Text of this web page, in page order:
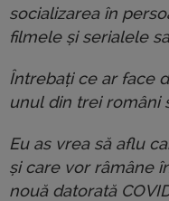
socializarea în
filmele și serialele
Întrebați ce ar face
unul din trei români
Eu as vrea să aflu
și care vor râmâne
nouă datorată